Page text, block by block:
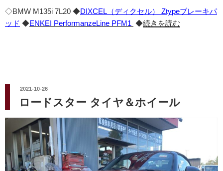
◇BMW M135i 7L20 ◆DIXCEL（ディクセル） Ztypeブレーキパ
ッド ◆ENKEI PerformanzeLine PFM1 ◆続きを読む
投
日:
2021-10-26
ロードスター タイヤ＆ホイール